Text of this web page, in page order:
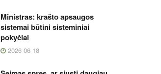
Ministras: krašto apsaugos
sistemai būtini sisteminiai
pokyčiai
2026 06 18